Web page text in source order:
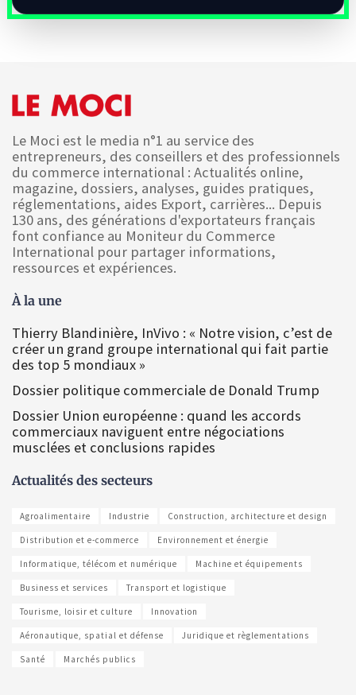
Le Moci est le media n°1 au service des
entrepreneurs, des conseillers et des professionnels
du commerce international : Actualités online,
magazine, dossiers, analyses, guides pratiques,
réglementations, aides Export, carrières... Depuis
130 ans, des générations d'exportateurs français
font confiance au Moniteur du Commerce
International pour partager informations,
ressources et expériences.
À la une
Thierry Blandinière, InVivo : « Notre vision, c’est de
créer un grand groupe international qui fait partie
des top 5 mondiaux »
Dossier politique commerciale de Donald Trump
Dossier Union européenne : quand les accords
commerciaux naviguent entre négociations
musclées et conclusions rapides
Actualités des secteurs
Agroalimentaire Industrie Construction, architecture et design
Distribution et e-commerce Environnement et énergie
Informatique, télécom et numérique Machine et équipements
Business et services Transport et logistique
Tourisme, loisir et culture Innovation
Aéronautique, spatial et défense Juridique et règlementations
Santé Marchés publics